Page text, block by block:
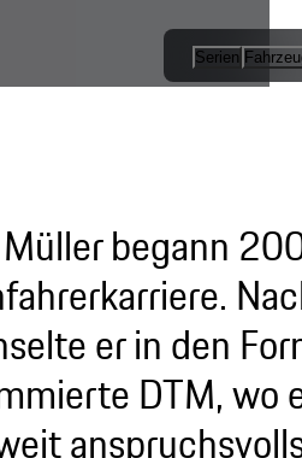
Serien
begann
er in den
DTM, wo